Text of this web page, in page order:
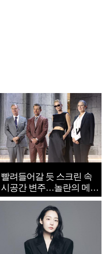
빨려들어갈 듯 스크린 속
시공간 변주…놀란의 메시
지는 ‘전쟁 속죄’